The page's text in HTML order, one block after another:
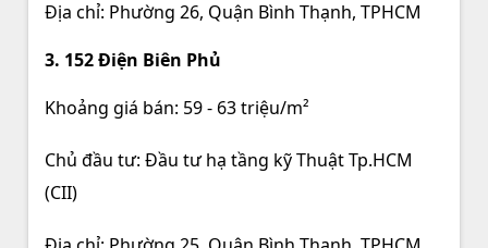
Địa chỉ: Phường 26, Quận Bình Thạnh, TPHCM
3. 152 Điện Biên Phủ
Khoảng giá bán: 59 - 63 triệu/m²
Chủ đầu tư: Đầu tư hạ tầng kỹ Thuật Tp.HCM
(CII)